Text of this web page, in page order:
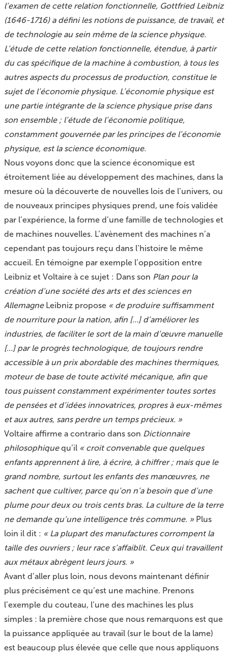
l’examen de cette relation fonctionnelle, Gottfried Leibniz
(1646-1716) a défini les notions de puissance, de travail, et
de technologie au sein même de la science physique.
L’étude de cette relation fonctionnelle, étendue, à partir
du cas spécifique de la machine à combustion, à tous les
autres aspects du processus de production, constitue le
sujet de l’économie physique. L’économie physique est
une partie intégrante de la science physique prise dans
son ensemble ; l’étude de l’économie politique,
constamment gouvernée par les principes de l’économie
physique, est la science économique.
Nous voyons donc que la science économique est
étroitement liée au développement des machines, dans la
mesure où la découverte de nouvelles lois de l’univers, ou
de nouveaux principes physiques prend, une fois validée
par l’expérience, la forme d’une famille de technologies et
de machines nouvelles. L’avènement des machines n’a
cependant pas toujours reçu dans l’histoire le même
accueil. En témoigne par exemple l’opposition entre
Leibniz et Voltaire à ce sujet : Dans son Plan pour la
création d’une société des arts et des sciences en
AllemagneLeibniz propose « de produire suffisamment
de nourriture pour la nation, afin [...] d’améliorer les
industries, de faciliter le sort de la main d’œuvre manuelle
[...] par le progrès technologique, de toujours rendre
accessible à un prix abordable des machines thermiques,
moteur de base de toute activité mécanique, afin que
tous puissent constamment expérimenter toutes sortes
de pensées et d’idées innovatrices, propres à eux-mêmes
et aux autres, sans perdre un temps précieux. »
Voltaire affirme a contrario dans son Dictionnaire
philosophiquequ’il « croit convenable que quelques
enfants apprennent à lire, à écrire, à chiffrer ; mais que le
grand nombre, surtout les enfants des manœuvres, ne
sachent que cultiver, parce qu’on n’a besoin que d’une
plume pour deux ou trois cents bras. La culture de la terre
ne demande qu’une intelligence très commune. »Plus
loin il dit : « La plupart des manufactures corrompent la
taille des ouvriers ; leur race s’affaiblit. Ceux qui travaillent
aux métaux abrègent leurs jours. »
Avant d’aller plus loin, nous devons maintenant définir
plus précisément ce qu’est une machine. Prenons
l’exemple du couteau, l’une des machines les plus
simples : la première chose que nous remarquons est que
la puissance appliquée au travail (sur le bout de la lame)
est beaucoup plus élevée que celle que nous appliquons